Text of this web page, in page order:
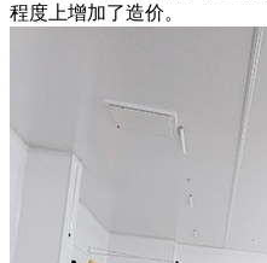
程度上增加了造价。